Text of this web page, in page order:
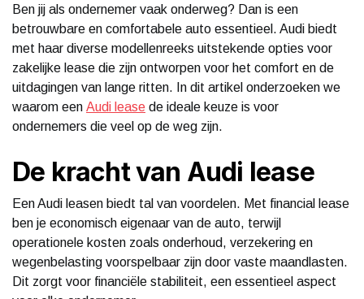
Ben jij als ondernemer vaak onderweg? Dan is een
betrouwbare en comfortabele auto essentieel. Audi biedt
met haar diverse modellenreeks uitstekende opties voor
zakelijke lease die zijn ontworpen voor het comfort en de
uitdagingen van lange ritten. In dit artikel onderzoeken we
waarom een Audi lease de ideale keuze is voor
ondernemers die veel op de weg zijn.
De kracht van Audi lease
Een Audi leasen biedt tal van voordelen. Met financial lease
ben je economisch eigenaar van de auto, terwijl
operationele kosten zoals onderhoud, verzekering en
wegenbelasting voorspelbaar zijn door vaste maandlasten.
Dit zorgt voor financiële stabiliteit, een essentieel aspect